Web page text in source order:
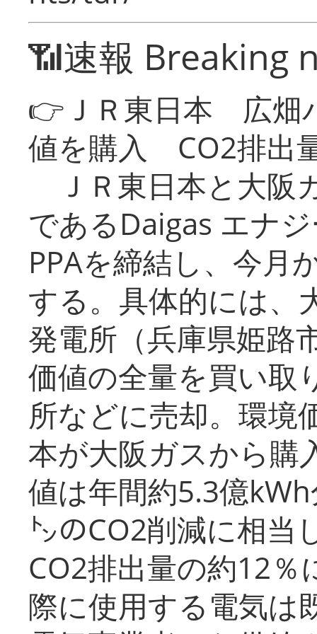
📶速報 Breaking
👉ＪＲ東日本 広畑
値を購入 CO2排出
ＪＲ東日本と大阪
であるDaigas エナ
PPAを締結し、今月
する。具体的には、
発電所（兵庫県姫路
価値の全量を買い取
所などに売却。環境
本が大阪ガスから購
値は年間約5.3億
㌧のCO2削減に相当
CO2排出量の約12％
際に使用する電気は